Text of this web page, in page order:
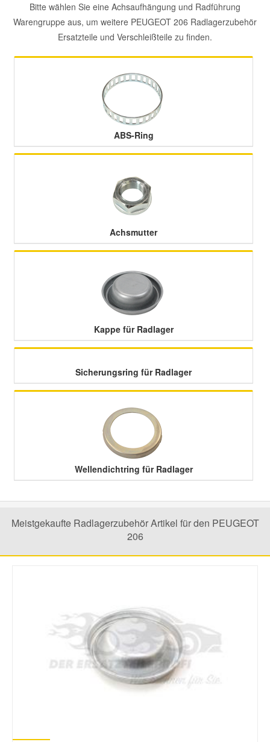
Bitte wählen Sie eine Achsaufhängung und Radführung
Warengruppe aus, um weitere PEUGEOT 206 Radlagerzubehör
Ersatzteile und Verschleißteile zu finden.
ABS-Ring
Achsmutter
Kappe für Radlager
Sicherungsring für Radlager
Wellendichtring für Radlager
Meistgekaufte Radlagerzubehör Artikel für den PEUGEOT
206
Mini Ersatzteile
Mitsubishi Ersatzteile
Nissan Ersatzteile
Toyota Ersatzteile
Vauxhall Ersatzteile
Volvo Ersatzteile